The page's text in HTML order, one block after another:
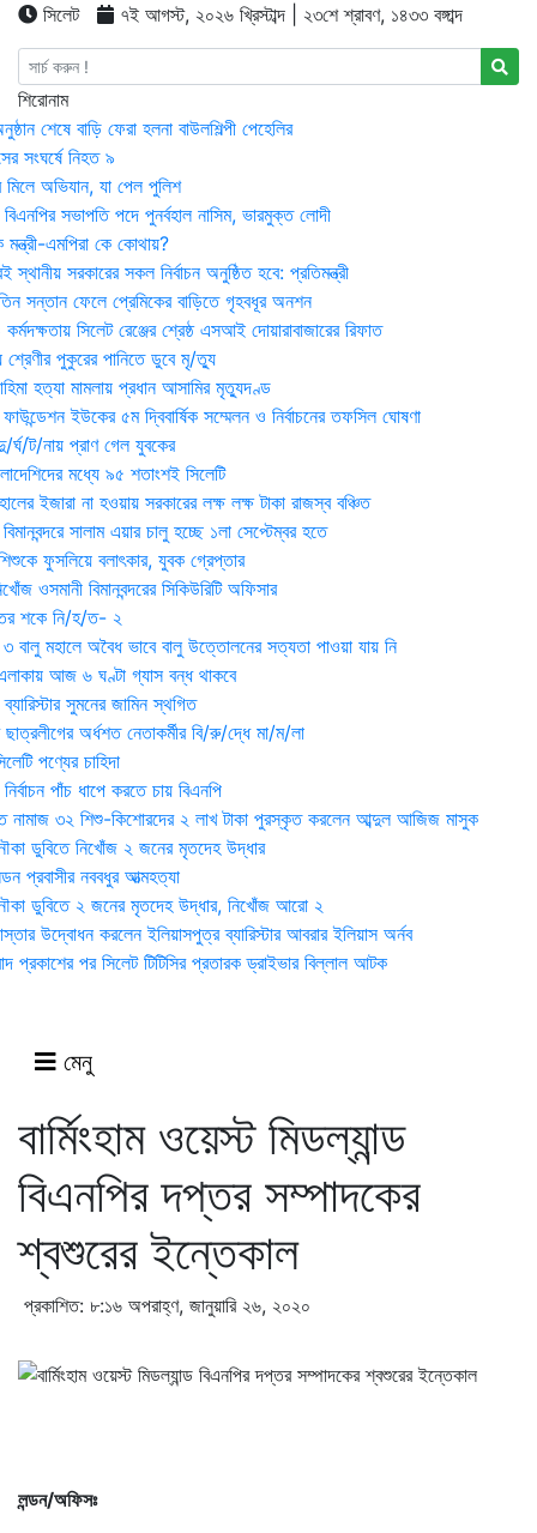
সিলেট ৭ই আগস্ট, ২০২৬ খ্রিস্টাব্দ | ২৩শে শ্রাবণ, ১৪৩৩ বঙ্গাব্দ
শিরোনাম
শেষে বাড়ি ফেরা হলনা বাউলশিল্পী পেহেলির
সংঘর্ষে নিহত ৯
মিলে অভিযান, যা পেল পুলিশ
সভাপতি পদে পুনর্বহাল নাসিম, ভারমুক্ত লোদী
মন্ত্রী-এমপিরা কে কোথায়?
সরকারের সকল নির্বাচন অনুষ্ঠিত হবে: প্রতিমন্ত্রী
সন্তান ফেলে প্রেমিকের বাড়িতে গৃহবধূর অনশন
সিলেট রেঞ্জের শ্রেষ্ঠ এসআই দোয়ারাবাজারের রিফাত
শ্রেণীর পুকুরের পানিতে ডুবে মৃ/ত্যু
হত্যা মামলায় প্রধান আসামির মৃত্যুদণ্ড
ইউকের ৫ম দ্বিবার্ষিক সম্মেলন ও নির্বাচনের তফসিল ঘোষণা
ট/নায় প্রাণ গেল যুবকের
মধ্যে ৯৫ শতাংশই সিলেটি
ইজারা না হওয়ায় সরকারের লক্ষ লক্ষ টাকা রাজস্ব বঞ্চিত
সালাম এয়ার চালু হচ্ছে ১লা সেপ্টেম্বর হতে
ফুসলিয়ে বলাৎকার, যুবক গ্রেপ্তার
ওসমানী বিমানবন্দরের সিকিউরিটি অফিসার
শকে নি/হ/ত- ২
বালু মহালে অবৈধ ভাবে বালু উত্তোলনের সত্যতা পাওয়া যায় নি
আজ ৬ ঘণ্টা গ্যাস বন্ধ থাকবে
সুমনের জামিন স্থগিত
ছাত্রলীগের অর্ধশত নেতাকর্মীর বি/রু/দ্ধে মা/ম/লা
পণ্যের চাহিদা
পাঁচ ধাপে করতে চায় বিএনপি
নামাজ ৩২ শিশু-কিশোরদের ২ লাখ টাকা পুরস্কৃত করলেন আব্দুল আজিজ মাসুক
ডুবিতে নিখোঁজ ২ জনের মৃতদেহ উদ্ধার
প্রবাসীর নববধুর আত্মহত্যা
ডুবিতে ২ জনের মৃতদেহ উদ্ধার, নিখোঁজ আরো ২
উদ্বোধন করলেন ইলিয়াসপুত্র ব্যারিস্টার আবরার ইলিয়াস অর্নব
প্রকাশের পর সিলেট টিটিসির প্রতারক ড্রাইভার বিল্লাল আটক
মেনু
বার্মিংহাম ওয়েস্ট মিডল্যান্ড
বিএনপির দপ্তর সম্পাদকের
শ্বশুরের ইন্তেকাল
প্রকাশিত: ৮:১৬ অপরাহ্ণ, জানুয়ারি ২৬, ২০২০
লন্ডন/অফিসঃ